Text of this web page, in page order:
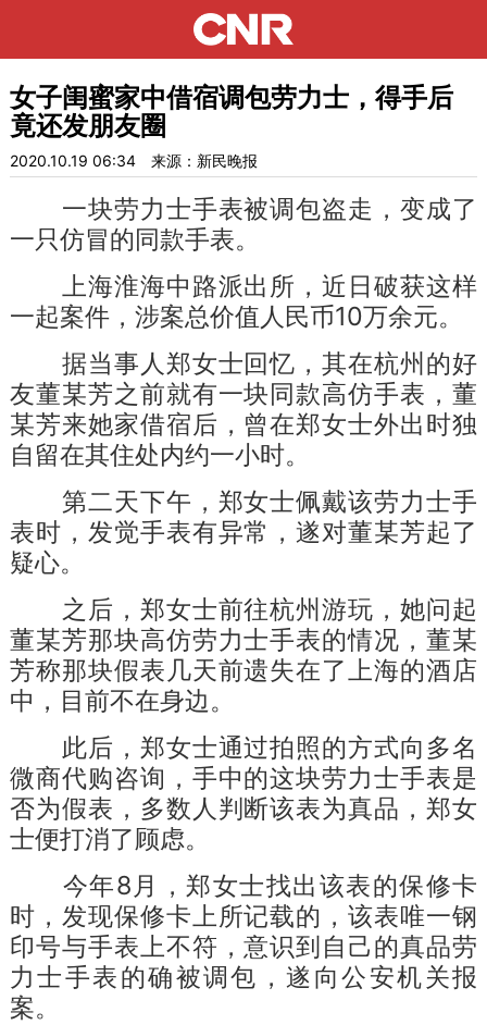
女子闺蜜家中借宿调包劳力士，得手后
竟还发朋友圈
2020.10.19 06:34 来源：新民晚报
一块劳力士手表被调包盗走，变成了
一只仿冒的同款手表。
上海淮海中路派出所，近日破获这样
一起案件，涉案总价值人民币10万余元。
据当事人郑女士回忆，其在杭州的好
友董某芳之前就有一块同款高仿手表，董
某芳来她家借宿后，曾在郑女士外出时独
自留在其住处内约一小时。
第二天下午，郑女士佩戴该劳力士手
表时，发觉手表有异常，遂对董某芳起了
疑心。
之后，郑女士前往杭州游玩，她问起
董某芳那块高仿劳力士手表的情况，董某
芳称那块假表几天前遗失在了上海的酒店
中，目前不在身边。
此后，郑女士通过拍照的方式向多名
微商代购咨询，手中的这块劳力士手表是
否为假表，多数人判断该表为真品，郑女
士便打消了顾虑。
今年8月，郑女士找出该表的保修卡
时，发现保修卡上所记载的，该表唯一钢
印号与手表上不符，意识到自己的真品劳
力士手表的确被调包，遂向公安机关报
案。